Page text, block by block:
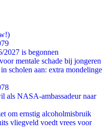
2027 is begonnen
mentale schade bij jongeren
scholen aan: extra mondelinge
als NASA-ambassadeur naar
om ernstig alcoholmisbruik
vliegveld voedt vrees voor